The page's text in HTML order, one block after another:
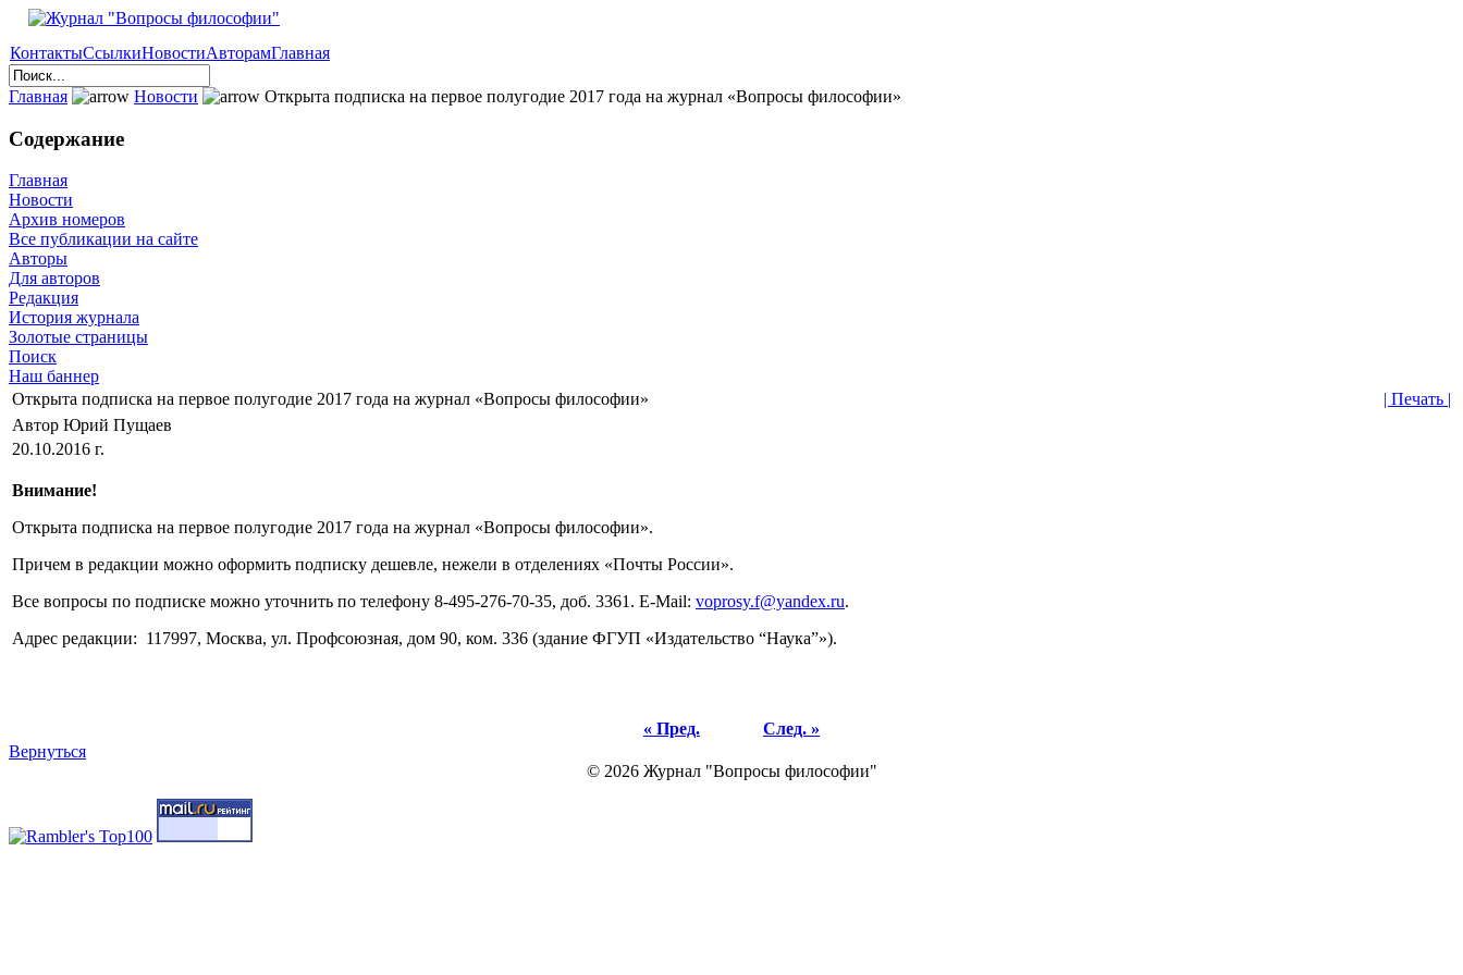
КонтактыСсылкиНовостиАвторамГлавная
Главная Новости Открыта подписка на первое полугодие 2017 года на журнал «Вопросы философии»
Содержание
Главная
Новости
Архив номеров
Все публикации на сайте
Авторы
Для авторов
Редакция
История журнала
Золотые страницы
Поиск
Наш баннер
Открыта подписка на первое полугодие 2017 года на журнал «Вопросы философии»
| Печать |
Автор Юрий Пущаев
20.10.2016 г.
Внимание!
Открыта подписка на первое полугодие 2017 года на журнал «Вопросы философии».
Причем в редакции можно оформить подписку дешевле, нежели в отделениях «Почты России».
Все вопросы по подписке можно уточнить по телефону 8-495-276-70-35, доб. 3361. E-Mail: voprosy.f@yandex.ru.
Адрес редакции: 117997, Москва, ул. Профсоюзная, дом 90, ком. 336 (здание ФГУП «Издательство “Наука”»).
« Пред.
След. »
Вернуться
© 2026 Журнал "Вопросы философии"